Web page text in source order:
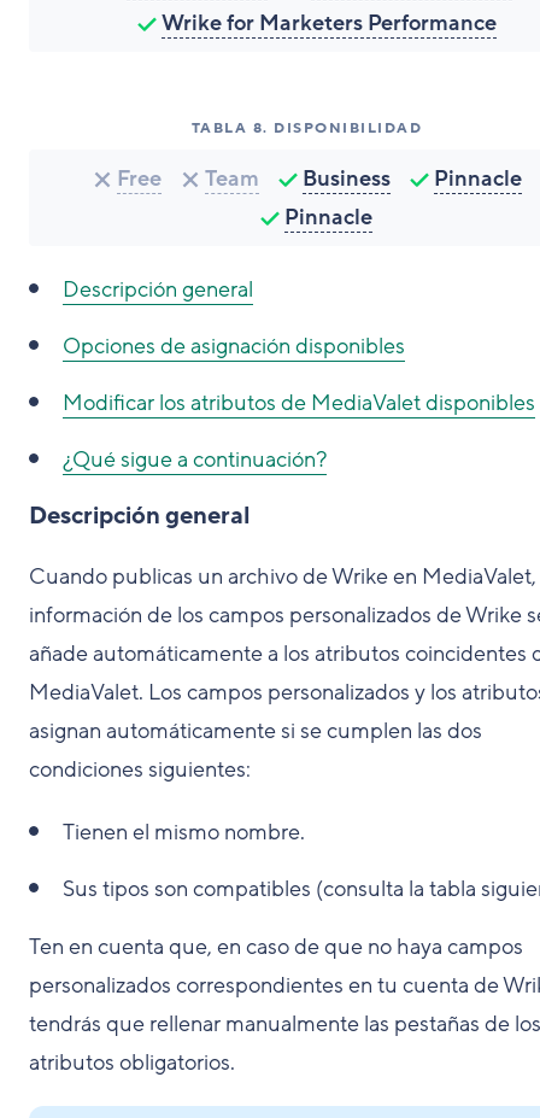
Wrike for Marketers Performance
TABLA 8. DISPONIBILIDAD
Free Team Business
Pinnacle
Pinnacle
Descripción general
Opciones de asignación disponibles
Modificar los atributos de MediaValet disponibles
¿Qué sigue a continuación?
Descripción general
Cuando publicas un archivo de Wrike en MediaValet,
información de los campos personalizados de Wrike
añade automáticamente a los atributos coincidentes
MediaValet. Los campos personalizados y los
asignan automáticamente si se cumplen las dos
condiciones siguientes:
Tienen el mismo nombre.
Sus tipos son compatibles (consulta la tabla
Ten en cuenta que, en caso de que no haya campos
personalizados correspondientes en tu cuenta de
tendrás que rellenar manualmente las pestañas de los
atributos obligatorios.